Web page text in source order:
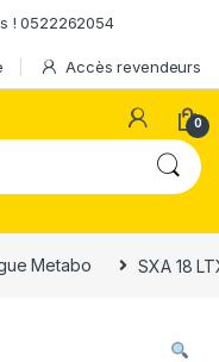
! 0522262054
Accès revendeurs
0
Metabo SXA 18